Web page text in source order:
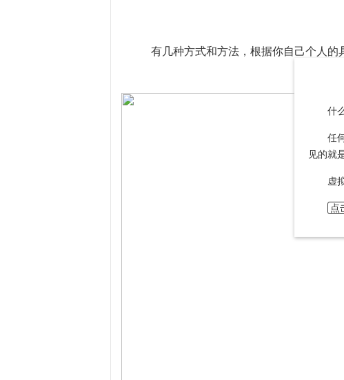
有几种方式和方法，根据你自己个人的
什
任
见的就
虚
点